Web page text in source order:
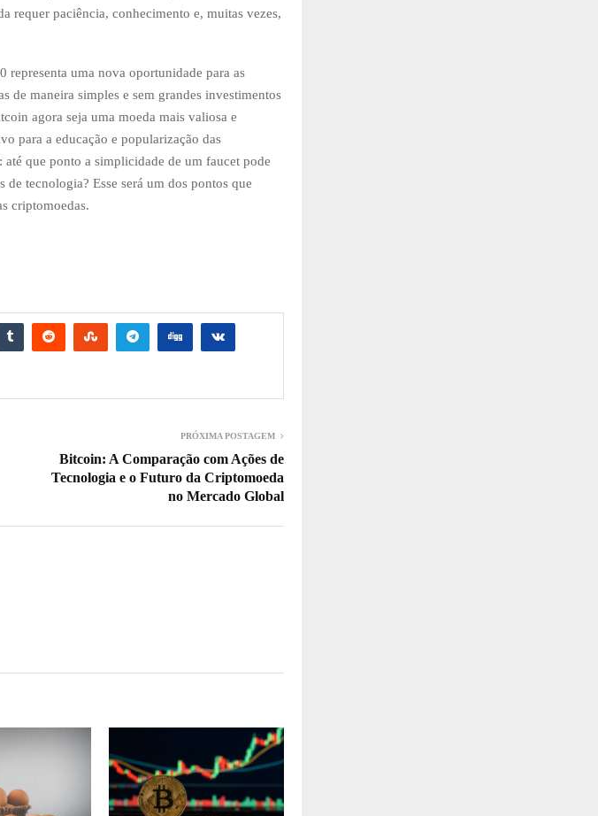
requer paciência, conhecimento e, muitas vezes,
uma nova oportunidade para as
de maneira simples e sem grandes investimentos
agora seja uma moeda mais valiosa e
para a educação e popularização das
que ponto a simplicidade de um faucet pode
de tecnologia? Esse será um dos pontos que
criptomoedas.
PRÓXIMA POSTAGEM
Bitcoin: A Comparação com Ações de
Tecnologia e o Futuro da Criptomoeda
no Mercado Global